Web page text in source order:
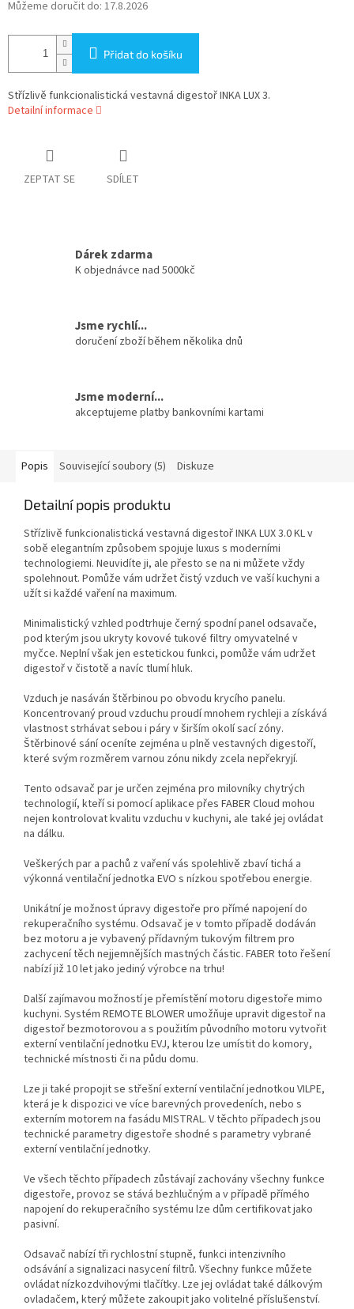
Můžeme doručit do: 17.8.2026
Přidat do košíku
Střízlivě funkcionalistická vestavná digestoř INKA LUX 3.
Detailní informace
ZEPTAT SE SDÍLET
Dárek zdarma
K objednávce nad 5000kč
Jsme rychlí...
doručení zboží během několika dnů
Jsme moderní...
akceptujeme platby bankovními kartami
Popis Související soubory (5) Diskuze
Detailní popis produktu
Střízlivě funkcionalistická vestavná digestoř INKA LUX 3.0 KL v
sobě elegantním způsobem spojuje luxus s moderními
technologiemi. Neuvidíte ji, ale přesto se na ni můžete vždy
spolehnout. Pomůže vám udržet čistý vzduch ve vaší kuchyni a
užít si každé vaření na maximum.
Minimalistický vzhled podtrhuje černý spodní panel odsavače,
pod kterým jsou ukryty kovové tukové filtry omyvatelné v
myčce. Neplní však jen estetickou funkci, pomůže vám udržet
digestoř v čistotě a navíc tlumí hluk.
Vzduch je nasáván štěrbinou po obvodu krycího panelu.
Koncentrovaný proud vzduchu proudí mnohem rychleji a získává
vlastnost strhávat sebou i páry v širším okolí sací zóny.
Štěrbinové sání oceníte zejména u plně vestavných digestoří,
které svým rozměrem varnou zónu nikdy zcela nepřekryjí.
Tento odsavač par je určen zejména pro milovníky chytrých
technologií, kteří si pomocí aplikace přes FABER Cloud mohou
nejen kontrolovat kvalitu vzduchu v kuchyni, ale také jej ovládat
na dálku.
Veškerých par a pachů z vaření vás spolehlivě zbaví tichá a
výkonná ventilační jednotka EVO s nízkou spotřebou energie.
Unikátní je možnost úpravy digestoře pro přímé napojení do
rekuperačního systému. Odsavač je v tomto případě dodáván
bez motoru a je vybavený přídavným tukovým filtrem pro
zachycení těch nejjemnějších mastných částic. FABER toto řešení
nabízí již 10 let jako jediný výrobce na trhu!
Další zajímavou možností je přemístění motoru digestoře mimo
kuchyni. Systém REMOTE BLOWER umožňuje upravit digestoř na
digestoř bezmotorovou a s použitím původního motoru vytvořit
externí ventilační jednotku EVJ, kterou lze umístit do komory,
technické místnosti či na půdu domu.
Lze ji také propojit se střešní externí ventilační jednotkou VILPE,
která je k dispozici ve více barevných provedeních, nebo s
externím motorem na fasádu MISTRAL. V těchto případech jsou
technické parametry digestoře shodné s parametry vybrané
externí ventilační jednotky.
Ve všech těchto případech zůstávají zachovány všechny funkce
digestoře, provoz se stává bezhlučným a v případě přímého
napojení do rekuperačního systému lze dům certifikovat jako
pasivní.
Odsavač nabízí tři rychlostní stupně, funkci intenzivního
odsávání a signalizaci nasycení filtrů. Všechny funkce můžete
ovládat nízkozdvihovými tlačítky. Lze jej ovládat také dálkovým
ovladačem, který můžete zakoupit jako volitelné příslušenství.